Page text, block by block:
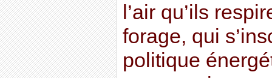
l’air qu’ils
forage, qui
politique